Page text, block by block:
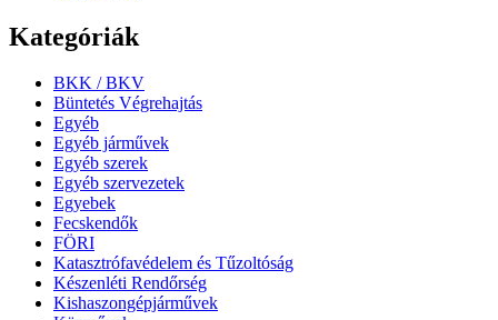
Kategóriák
BKK / BKV
Büntetés Végrehajtás
Egyéb
Egyéb járművek
Egyéb szerek
Egyéb szervezetek
Egyebek
Fecskendők
FÖRI
Katasztrófavédelem és Tűzoltóság
Készenléti Rendőrség
Kishaszongépjárművek